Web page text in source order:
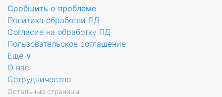
Сообщить о проблеме
Политика обработки ПД
Согласие на обработку ПД
Пользовательское соглашение
Еще ∨
О нас
Сотрудничество
Остальные страницы